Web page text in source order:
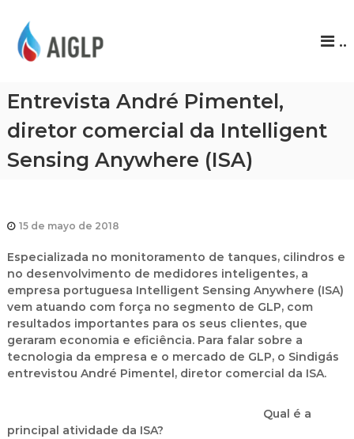
P
..
Entrevista André Pimentel,
diretor comercial da Intelligent
Sensing Anywhere (ISA)
15 de mayo de 2018
Especializada no monitoramento de tanques, cilindros e
no desenvolvimento de medidores inteligentes, a
empresa portuguesa Intelligent Sensing Anywhere (ISA)
vem atuando com força no segmento de GLP, com
resultados importantes para os seus clientes, que
geraram economia e eficiência. Para falar sobre a
tecnologia da empresa e o mercado de GLP, o Sindigás
entrevistou André Pimentel, diretor comercial da ISA.
Qual é a
principal atividade da ISA?